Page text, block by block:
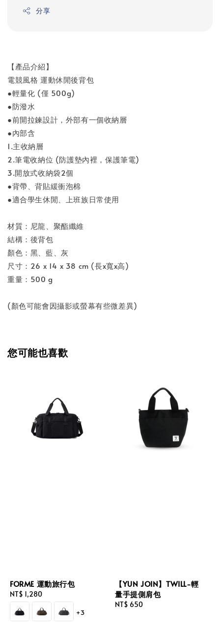
分享
【產品介紹】
電競風格 運動休閒後背包
●輕量化 (僅 500g)
●防潑水
●前開拉鍊設計，外部有一個收納層
●內部含
1.主收納層
2.筆電收納位 (防護墊內裡，保護筆電)
3.開放式收納袋2個
●背帶、背貼緩衝泡棉
●適合學生休閒、上班族日常使用
材質：尼龍、聚酯纖維
結構：後背包
顏色：黑、藍、灰
尺寸：26 x 14 x 38 cm (長x寬x高)
重量：500 g
(顏色可能會因攝影或螢幕有些微差異)
您可能也喜歡
FORME 運動旅行包
Regular
price
NT$ 1,280
+3
【YUN JOIN】TWILL-輕
量手提側肩包
Regular
NT$ 650